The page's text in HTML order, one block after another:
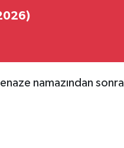
namazından sonra